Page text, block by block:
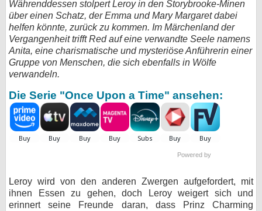
Währenddessen stolpert Leroy in den Storybrooke-Minen
über einen Schatz, der Emma und Mary Margaret dabei
helfen könnte, zurück zu kommen. Im Märchenland der
Vergangenheit trifft Red auf eine verwandte Seele namens
Anita, eine charismatische und mysteriöse Anführerin einer
Gruppe von Menschen, die sich ebenfalls in Wölfe
verwandeln.
Die Serie "Once Upon a Time" ansehen:
Powered by
Leroy wird von den anderen Zwergen aufgefordert, mit
ihnen Essen zu gehen, doch Leroy weigert sich und
erinnert seine Freunde daran, dass Prinz Charming
Gewinnspiele
Forum
bei X
Kontakt
Cookie-Einstellungen